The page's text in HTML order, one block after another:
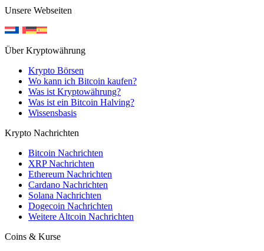
Unsere Webseiten
Über Kryptowährung
Krypto Börsen
Wo kann ich Bitcoin kaufen?
Was ist Kryptowährung?
Was ist ein Bitcoin Halving?
Wissensbasis
Krypto Nachrichten
Bitcoin Nachrichten
XRP Nachrichten
Ethereum Nachrichten
Cardano Nachrichten
Solana Nachrichten
Dogecoin Nachrichten
Weitere Altcoin Nachrichten
Coins & Kurse